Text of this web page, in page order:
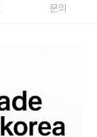
문의